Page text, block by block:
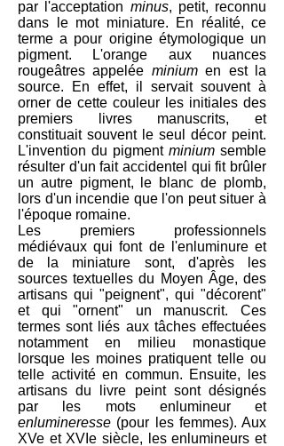
par l'acceptation minus, petit, reconnu
dans le mot miniature. En réalité, ce
terme a pour origine étymologique un
pigment. L'orange aux nuances
rougeâtres appelée miniumen est la
source. En effet, il servait souvent à
orner de cette couleur les initiales des
premiers livres manuscrits, et
constituait souvent le seul décor peint.
L'invention du pigment minium semble
résulter d'un fait accidentel qui fit brûler
un autre pigment, le blanc de plomb,
lors d'un incendie que l'on peut situer à
l'époque romaine.
Les premiers professionnels
médiévaux qui font de l'enluminure et
de la miniature sont, d'après les
sources textuelles du Moyen Âge, des
artisans qui "peignent", qui "décorent"
et qui "ornent" un manuscrit. Ces
termes sont liés aux tâches effectuées
notamment en milieu monastique
lorsque les moines pratiquent telle ou
telle activité en commun. Ensuite, les
artisans du livre peint sont désignés
par les mots enlumineur et
enlumineresse (pour les femmes). Aux
XVe et XVIe siècle, les enlumineurs et